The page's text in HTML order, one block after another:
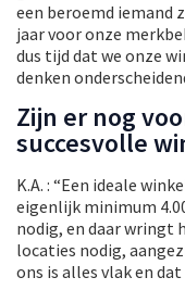
een beroemd iemand
jaar voor onze
dus tijd dat we onze
denken
Zijn er nog
succesvolle
K.A. : “Een ideale
eigenlijk minimum
nodig, en daar wringt
locaties nodig,
ons is alles vlak en